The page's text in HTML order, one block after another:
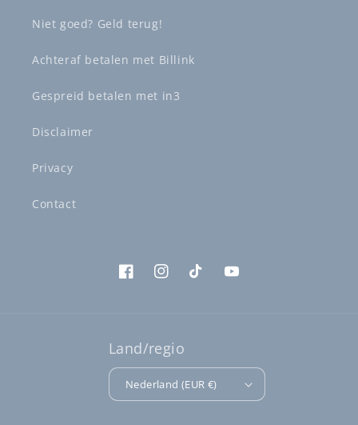
Niet goed? Geld terug!
Achteraf betalen met Billink
Gespreid betalen met in3
Disclaimer
Privacy
Contact
FacebookInstagramTikTokYouTube
Land/regio
Nederland (EUR €)